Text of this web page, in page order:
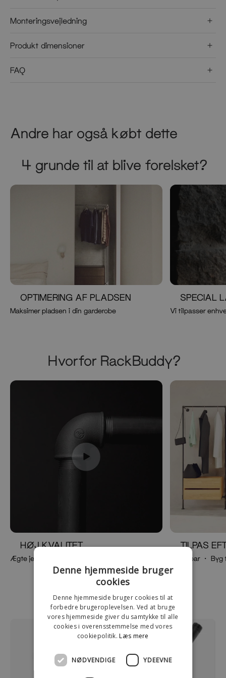
Monteringsvejledning
Produkt dimensioner
FAQ
Andre har også købt dette
4 grunde til at blive forelsket?
Maksimer pladsen i din garderobe
OPTIMERING AF PLADSEN
Vi tilpasser
SPECIAL
Hvorfor RackBuddy?
Ægte jern ・Coatede rør ・Gevindrør
HØJ KVALITET
Justerbar ・
TILPAS
Denne hjemmeside bruger
cookies
Denne hjemmeside bruger cookies til at
forbedre brugeroplevelsen. Ved at bruge
vores hjemmeside giver du samtykke til alle
cookies i overensstemmelse med vores
cookiepolitik.Læs mere
NØDVENDIGE YDEEVNE